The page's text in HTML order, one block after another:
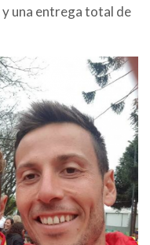
y una entrega total de